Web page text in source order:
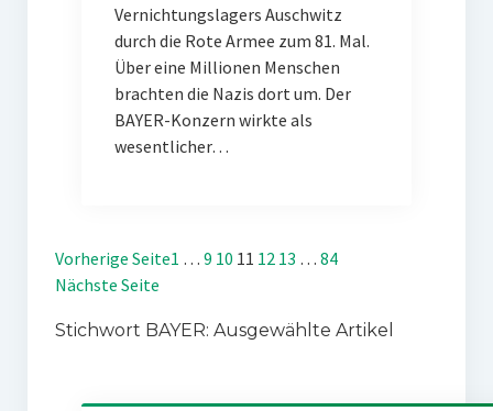
Vernichtungslagers Auschwitz
durch die Rote Armee zum 81. Mal.
Über eine Millionen Menschen
brachten die Nazis dort um. Der
BAYER-Konzern wirkte als
wesentlicher…
Vorherige Seite1 … 9 10 11 12 13 … 84
Nächste Seite
Stichwort BAYER: Ausgewählte Artikel